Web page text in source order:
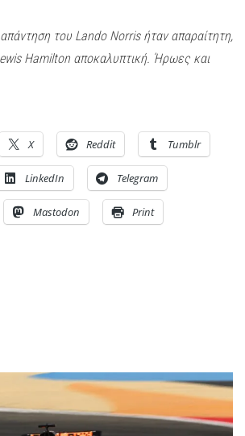
του Lando Norris ήταν απαραίτητη,
Hamilton αποκαλυπτική. Ήρωες και
X Reddit Tumblr
LinkedIn Telegram
Mastodon Print